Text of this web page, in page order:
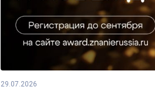
29.07.2026